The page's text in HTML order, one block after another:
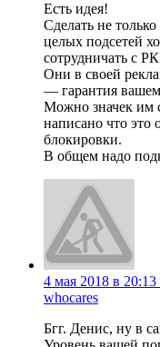
Есть идея!
Сделать не
целых подсетей
сотрудничать с
Они в своей
— гарантия
Можно значек им
написано что это
блокировки.
В общем надо
4 мая 2018 в 20:13
whocares
Бгг. Денис, ну в